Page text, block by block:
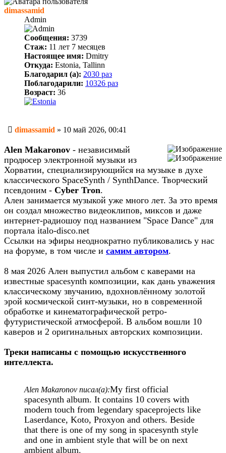
dimassamid
Admin
Сообщения: 3739
Стаж: 11 лет 7 месяцев
Настоящее имя: Dmitry
Откуда: Estonia, Tallinn
Благодарил (а): 2030 раз
Поблагодарили: 10326 раз
Возраст: 36
Сообщение
dimassamid » 10 май 2026, 00:41
Alen Makaronov - независимый
продюсер электронной музыки из
Хорватии, специализирующийся на музыке в духе
классического SpaceSynth / SynthDance. Творческий
псевдоним - Cyber Tron.
Ален занимается музыкой уже много лет. За это время
он создал множество видеоклипов, миксов и даже
интернет-радиошоу под названием "Space Dance" для
портала italo-disco.net
Ссылки на эфиры неоднократно публиковались у нас
на форуме, в том числе и самим автором.
8 мая 2026 Ален выпустил альбом с каверами на
известные spacesynth композиции, как дань уважения
классическому звучанию, вдохновлённому золотой
эрой космической синт-музыки, но в современной
обработке и кинематографической ретро-
футуристической атмосферой. В альбом вошли 10
каверов и 2 оригинальных авторских композиции.
Треки написаны с помощью искусственного
интеллекта.
Alen Makaronov писал(а):My first official
spacesynth album. It contains 10 covers with
modern touch from legendary spaceprojects like
Laserdance, Koto, Proxyon and others. Beside
that there is one of my song in spacesynth style
and one in ambient style that will be on next
ambient album.